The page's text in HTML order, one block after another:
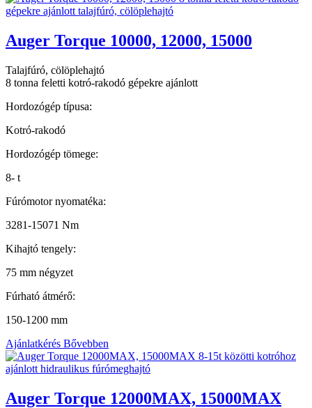
Auger Torque 10000, 12000, 15000
Talajfúró, cölöplehajtó
8 tonna feletti kotró-rakodó gépekre ajánlott
Hordozógép típusa:
Kotró-rakodó
Hordozógép tömege:
8- t
Fúrómotor nyomatéka:
3281-15071 Nm
Kihajtó tengely:
75 mm négyzet
Fúrható átmérő:
150-1200 mm
Ajánlatkérés Bővebben
Auger Torque 12000MAX, 15000MAX